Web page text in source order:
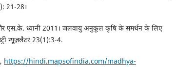
21-28।
एस.के. ध्यानी 2011। जलवायु अनुकूल कृषि के समर्थन के लिए
न्यूज़लैटर 23(1):3-4.
https://hindi.mapsofindia.com/madhya-